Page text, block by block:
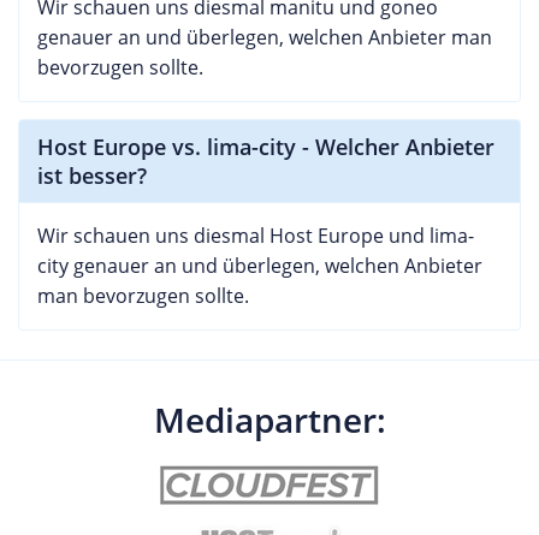
Wir schauen uns diesmal manitu und goneo
genauer an und überlegen, welchen Anbieter man
bevorzugen sollte.
Host Europe vs. lima-city - Welcher Anbieter
ist besser?
Wir schauen uns diesmal Host Europe und lima-
city genauer an und überlegen, welchen Anbieter
man bevorzugen sollte.
Mediapartner: